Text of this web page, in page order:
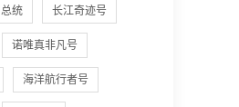
总统 长江奇迹号
诺唯真非凡号
海洋航行者号